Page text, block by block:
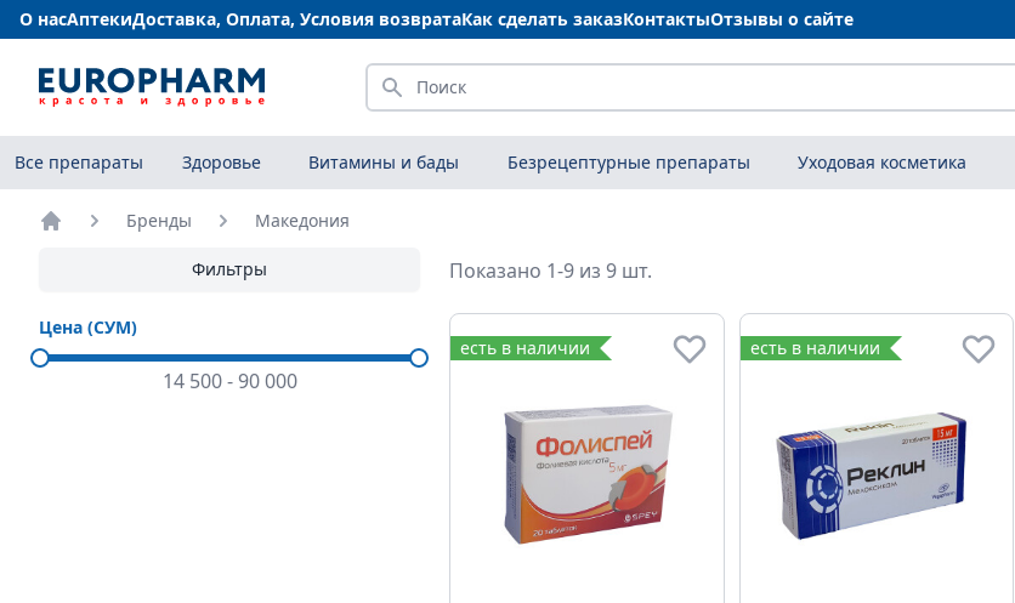
О насАптекиДоставка, Оплата, Условия возвратаКак сделать заказКонтактыОтзывы о сайте
Искать
Все препараты Здоровье Витамины и бады Безрецептурные препараты Уходовая косметика
Бренды Македония
Фильтры
Цена (СУМ)
14 500-90 000
Показано 1-9 из 9 шт.
есть в наличии есть в наличии